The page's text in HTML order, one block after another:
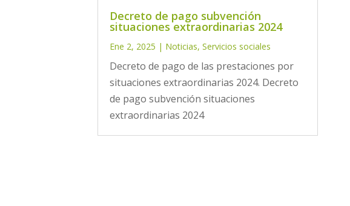
Decreto de pago subvención
situaciones extraordinarias 2024
Ene 2, 2025 | Noticias,Servicios sociales
Decreto de pago de las prestaciones por
situaciones extraordinarias 2024. Decreto
de pago subvención situaciones
extraordinarias 2024